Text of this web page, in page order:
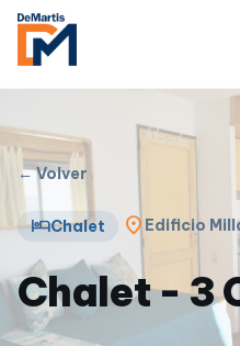
← Volver
hotelChalet location_on Edificio
Chalet - 3